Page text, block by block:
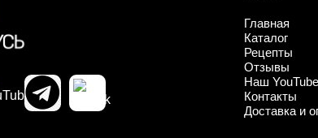
Главная
Каталог
Рецепты
Отзывы
Наш
Контакты
Доставка и